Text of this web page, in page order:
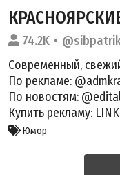
74.2K
Современный,
По рекламе:
По новостям:
Купить рекламу: LINK
Юмор